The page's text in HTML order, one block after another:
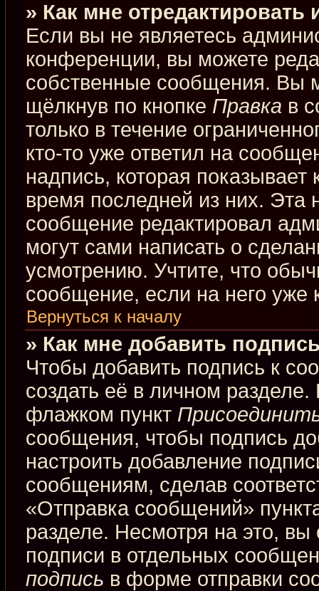
» Как мне
Если вы не являетесь
конференции, вы можете
собственные сообщения. Вы
щёлкнув по кнопке Правка в
только в течение
кто-то уже ответил на
надпись, которая показывает
время последней из них. Эта
сообщение редактировал
могут сами написать о
усмотрению. Учтите, что
сообщение, если на него уже
Вернуться к началу
» Как мне добавить
Чтобы добавить подпись к
создать её в личном
флажком пункт
сообщения, чтобы подпись
настроить добавление
сообщениям, сделав
«Отправка сообщений»
разделе. Несмотря на это,
подписи в отдельных
подпись в форме отправки